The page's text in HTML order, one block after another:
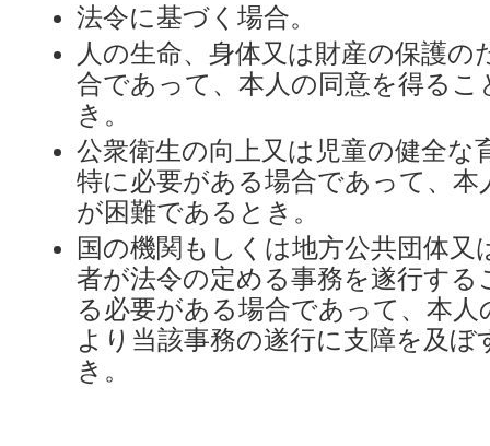
法令に基づく場合。
人の生命、身体又は財産の保護の
合であって、本人の同意を得る
き。
公衆衛生の向上又は児童の健全な
特に必要がある場合であって、
が困難であるとき。
国の機関もしくは地方公共団体又
者が法令の定める事務を遂行す
る必要がある場合であって、本
より当該事務の遂行に支障を及
き。